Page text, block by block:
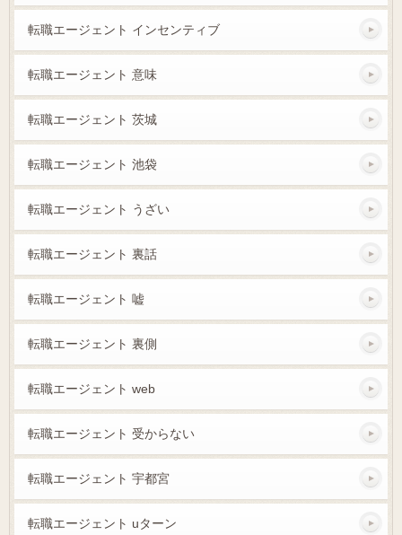
転職エージェント インセンティブ
転職エージェント 意味
転職エージェント 茨城
転職エージェント 池袋
転職エージェント うざい
転職エージェント 裏話
転職エージェント 嘘
転職エージェント 裏側
転職エージェント web
転職エージェント 受からない
転職エージェント 宇都宮
転職エージェント uターン